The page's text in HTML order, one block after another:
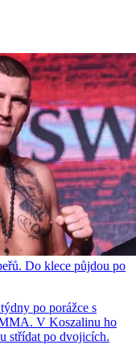
Do klece půjdou po
po porážce s
V Koszalinu ho
střídat po dvojicích.